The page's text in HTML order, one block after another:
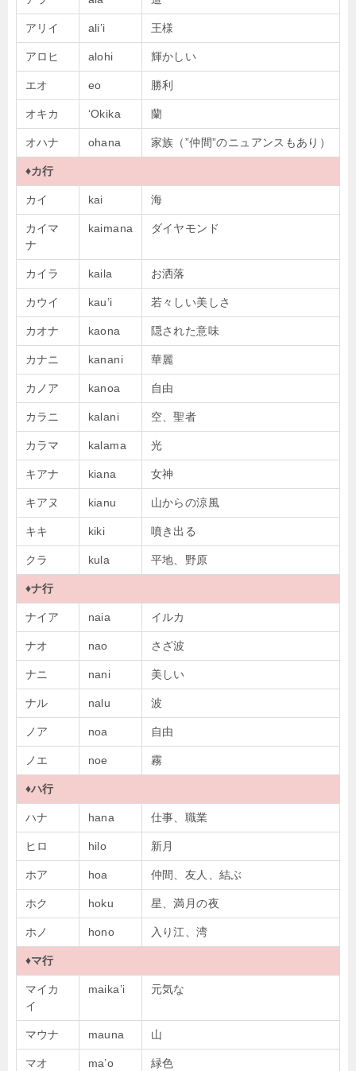
アリイ ali’i 王様
アロヒ alohi 輝かしい
エオ eo 勝利
オキカ ‘Okika 蘭
オハナ ohana 家族（”仲間”のニュアンスもあり）
♦カ行
カイ kai 海
カイマ
ナ
kaimana ダイヤモンド
カイラ kaila お洒落
カウイ kau’i 若々しい美しさ
カオナ kaona 隠された意味
カナニ kanani 華麗
カノア kanoa 自由
カラニ kalani 空、聖者
カラマ kalama 光
キアナ kiana 女神
キアヌ kianu 山からの涼風
キキ kiki 噴き出る
クラ kula 平地、野原
♦ナ行
ナイア naia イルカ
ナオ nao さざ波
ナニ nani 美しい
ナル nalu 波
ノア noa 自由
ノエ noe 霧
♦ハ行
ハナ hana 仕事、職業
ヒロ hilo 新月
ホア hoa 仲間、友人、結ぶ
ホク hoku 星、満月の夜
ホノ hono 入り江、湾
♦マ行
マイカ
イ
maika’i 元気な
マウナ mauna 山
マオ ma’o 緑色